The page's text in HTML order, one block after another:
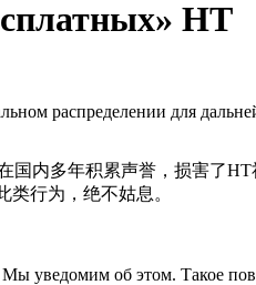
HT
распределении для
内多年积累声誉，损害了HT
行为，绝不姑息。
уведомим об этом. Такое